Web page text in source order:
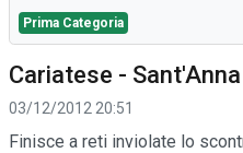
Prima Categoria
Cariatese -
03/12/2012 20:51
Finisce a reti inviolate lo